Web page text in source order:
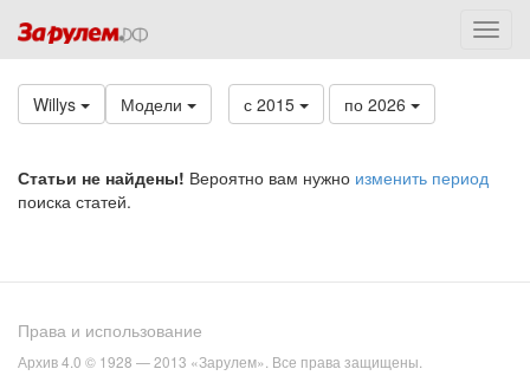
Willys Модели с 2015 по 2026
Статьи не найдены! Вероятно вам нужно изменить период
поиска статей.
Права и использование
Архив 4.0 © 1928 — 2013 «Зарулем». Все права защищены.